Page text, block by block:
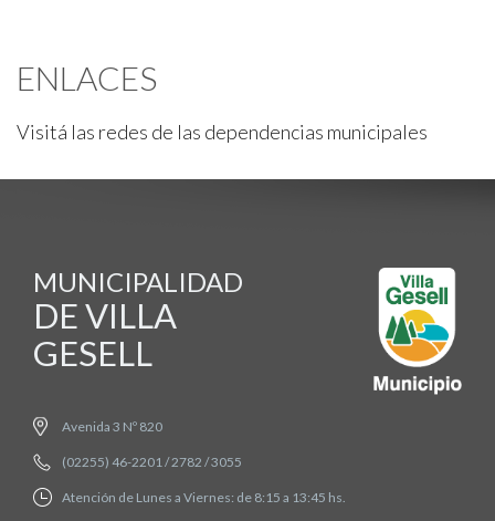
ENLACES
Visitá las redes de las dependencias municipales
MUNICIPALIDAD
DE VILLA
GESELL
Avenida 3 Nº 820
(02255) 46-2201 / 2782 / 3055
Atención de Lunes a Viernes: de 8:15 a 13:45 hs.